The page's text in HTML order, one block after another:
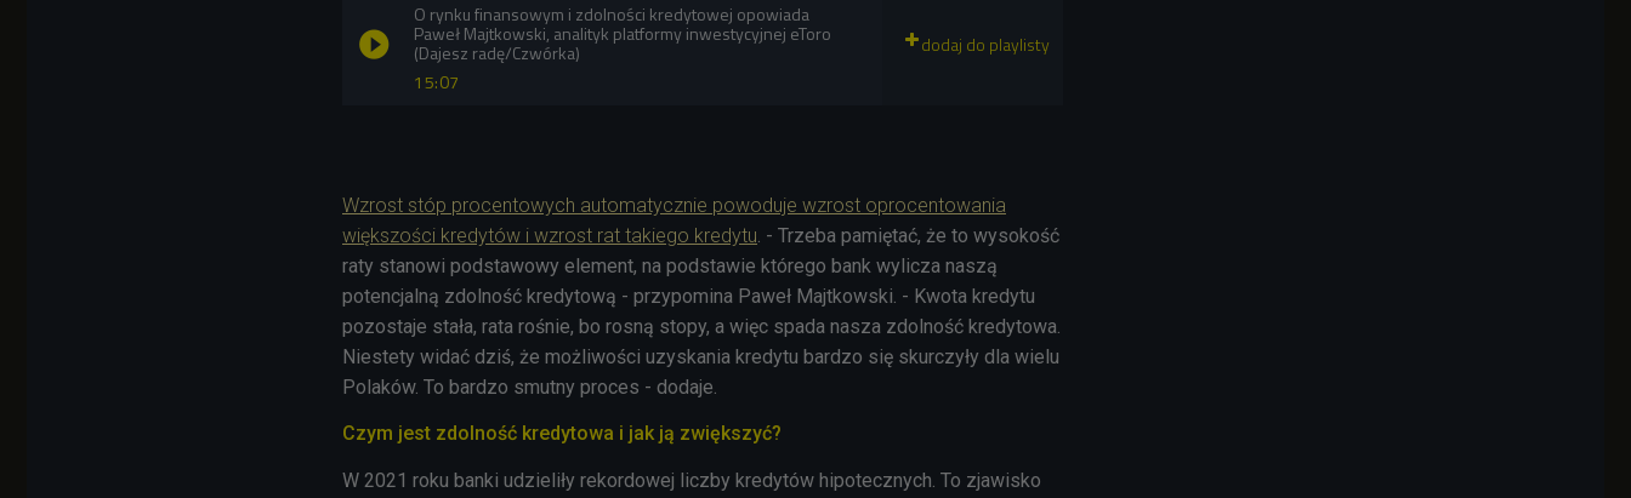
15:07
O rynku finansowym i zdolności kredytowej opowiada
Paweł Majtkowski, analityk platformy inwestycyjnej eToro
(Dajesz radę/Czwórka)
Wzrost stóp procentowych automatycznie powoduje wzrost oprocentowania
większości kredytów i wzrost rat takiego kredytu. - Trzeba pamiętać, że to wysokość
raty stanowi podstawowy element, na podstawie którego bank wylicza naszą
potencjalną zdolność kredytową - przypomina Paweł Majtkowski. - Kwota kredytu
pozostaje stała, rata rośnie, bo rosną stopy, a więc spada nasza zdolność kredytowa.
Niestety widać dziś, że możliwości uzyskania kredytu bardzo się skurczyły dla wielu
Polaków. To bardzo smutny proces - dodaje.
Czym jest zdolność kredytowa i jak ją zwiększyć?
W 2021 roku banki udzieliły rekordowej liczby kredytów hipotecznych. To zjawisko